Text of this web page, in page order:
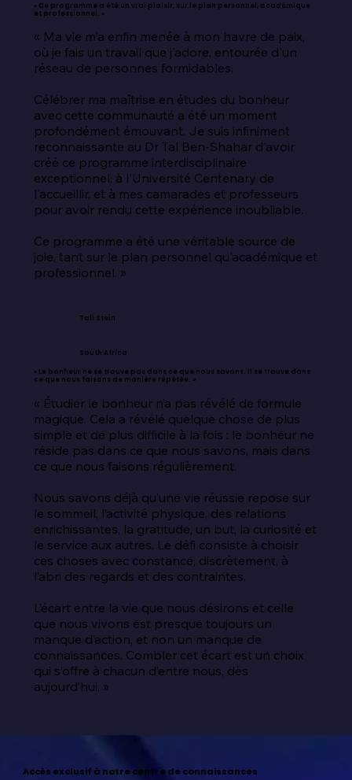
« Ce programme a été un vrai plaisir, sur le plan personnel, académique
et professionnel. »
« Ma vie m'a enfin menée à mon havre de paix,
où je fais un travail que j'adore, entourée d'un
réseau de personnes formidables.
Célébrer ma maîtrise en études du bonheur
avec cette communauté a été un moment
profondément émouvant. Je suis infiniment
reconnaissante au Dr Tal Ben-Shahar d'avoir
créé ce programme interdisciplinaire
exceptionnel, à l'Université Centenary de
l'accueillir, et à mes camarades et professeurs
pour avoir rendu cette expérience inoubliable.
Ce programme a été une véritable source de
joie, tant sur le plan personnel qu'académique et
professionnel. »
Tali Stein
South Africa
« Le bonheur ne se trouve pas dans ce que nous savons. Il se trouve dans
ce que nous faisons de manière répétée. »
« Étudier le bonheur n’a pas révélé de formule
magique. Cela a révélé quelque chose de plus
simple et de plus difficile à la fois : le bonheur ne
réside pas dans ce que nous savons, mais dans
ce que nous faisons régulièrement.
Nous savons déjà qu’une vie réussie repose sur
le sommeil, l’activité physique, des relations
enrichissantes, la gratitude, un but, la curiosité et
le service aux autres. Le défi consiste à choisir
ces choses avec constance, discrètement, à
l’abri des regards et des contraintes.
L’écart entre la vie que nous désirons et celle
que nous vivons est presque toujours un
manque d’action, et non un manque de
connaissances. Combler cet écart est un choix
qui s’offre à chacun d’entre nous, dès
aujourd’hui. »
Accès exclusif à notre centre de connaissances